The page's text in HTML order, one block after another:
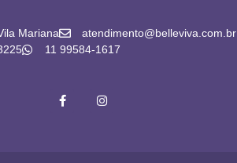
Mariana
atendimento@belleviva.com.br
11 99584-1617